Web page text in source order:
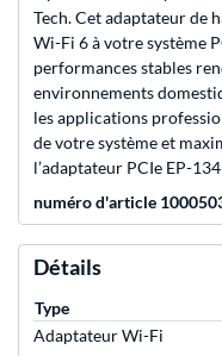
Tech. Cet adaptateur de
Wi-Fi 6 à votre système
performances stables
environnements
les applications
de votre système et
l’adaptateur PCIe EP-
numéro d'article
Détails
Type
Adaptateur Wi-Fi